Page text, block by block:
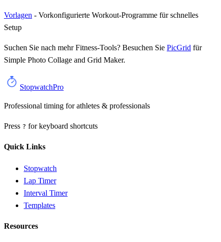
Vorlagen - Vorkonfigurierte Workout-Programme für schnelles
Setup
Suchen Sie nach mehr Fitness-Tools? Besuchen Sie PicGrid für
Simple Photo Collage and Grid Maker.
StopwatchPro
Professional timing for athletes & professionals
Press ? for keyboard shortcuts
Quick Links
Stopwatch
Lap Timer
Interval Timer
Templates
Resources